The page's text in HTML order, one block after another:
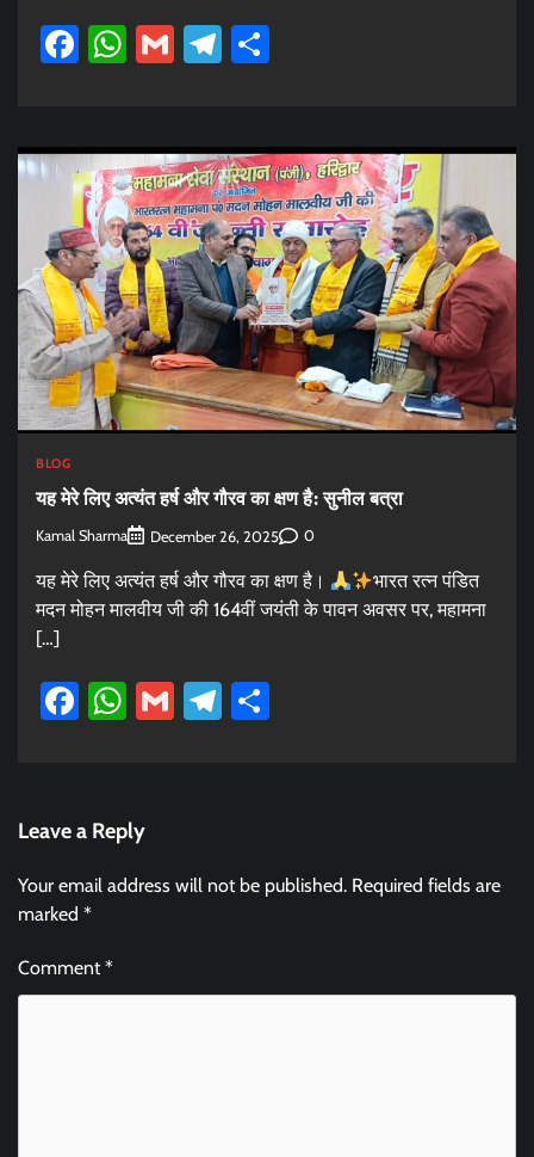
Facebook
WhatsApp
GmailTelegram
BLOG
यह मेरे लिए अत्यंत हर्ष और गौरव का क्षण है: सुनील बत्रा
Kamal Sharma December 26, 2025 0
यह मेरे लिए अत्यंत हर्ष और गौरव का क्षण है।
भारत रत्न पंडित
मदन मोहन मालवीय जी की 164वीं जयंती के पावन अवसर पर, महामना
[…]
Facebook
WhatsApp
GmailTelegram
Leave a Reply
Your email address will not be published. Required fields are
marked *
Comment*